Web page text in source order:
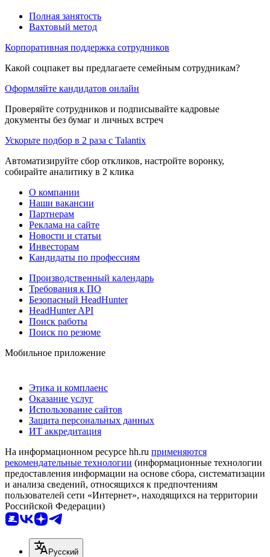
Полная занятость
Вахтовый метод
Корпоративная поддержка сотрудников
Какой соцпакет вы предлагаете семейным сотрудникам?
Оформляйте кандидатов онлайн
Проверяйте сотрудников и подписывайте кадровые
документы без бумаг и личных встреч
Ускорьте подбор в 2 раза с Talantix
Автоматизируйте сбор откликов, настройте воронку,
собирайте аналитику в 2 клика
О компании
Наши вакансии
Партнерам
Реклама на сайте
Новости и статьи
Инвесторам
Кандидаты по профессиям
Производственный календарь
Требования к ПО
Безопасный HeadHunter
HeadHunter API
Поиск работы
Поиск по резюме
Мобильное приложение
Этика и комплаенс
Оказание услуг
Использование сайтов
Защита персональных данных
ИТ аккредитация
На информационном ресурсе hh.ru применяются
рекомендательные технологии (информационные технологии
предоставления информации на основе сбора, систематизации
и анализа сведений, относящихся к предпочтениям
пользователей сети «Интернет», находящихся на территории
Российской Федерации)
Русский